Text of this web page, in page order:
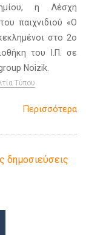
η Λέσχη
παιχνιδιού «Ο
στο 2ο
του Ι.Π. σε
Noizik.
Τύπου
Περισσότερα
δημοσιεύσεις